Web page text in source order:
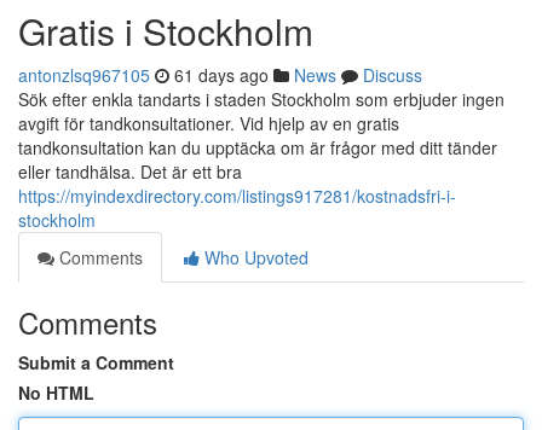
Gratis i Stockholm
antonzlsq967105 61 days ago News
Discuss
Sök efter enkla tandarts i staden Stockholm som erbjuder ingen
avgift för tandkonsultationer. Vid hjelp av en gratis
tandkonsultation kan du upptäcka om är frågor med ditt tänder
eller tandhälsa. Det är ett bra
https://myindexdirectory.com/listings917281/kostnadsfri-i-
stockholm
Comments
Who Upvoted
Comments
Submit a Comment
No HTML